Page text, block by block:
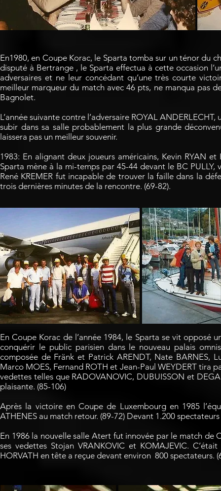
En1980, en Coupe Korac, le Sparta tomba sur un ténor du
disputé à Bertrange , le Sparta effectua à cette occasion
adversaires et ne leur concédant qu’une très courte
meilleur marqueur du match avec 46 pts, ne manqua pas
Bagnolet.
L’année suivante contre l’adversaire ROYAL
subir dans sa salle probablement la plus grande
laissera pas un meilleur souvenir.
1983: En alignant deux joueurs américains, Kevin RYAN
Sparta mène à la mi-temps par 45-44 devant le BC
René KREMER fut incapable de trouver la faille dans la
trois dernières minutes de la rencontre. (69-82).
En Coupe Korac de l’année 1984, le Sparta se vit opposé
conquérir le public parisien dans le nouveau palais
composée de Fränk et Patrick ARENDT, Nate BARNES,
Marco MOES, Fernand ROTH et Jean-Paul WEYDERT tira
vedettes telles que RADOVANOVIC, DUBUISSON et
plaisante. (85-106)
Après la victoire en Coupe de Luxembourg en 1985
ATHENES au match retour. (89-72) Devant 1.200
En 1986 la nouvelle salle Atert fut innovée par le match de
ses vedettes Stojan VRANKOVIC et KOMAJEVIC.
HORVATH en tête a reçue devant environ 800 spectateurs.